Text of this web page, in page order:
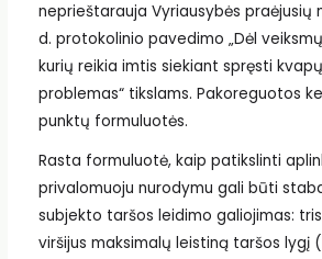
neprieštarauja Vyriausybės praėjusių
d. protokolinio pavedimo „Dėl
kurių reikia imtis siekiant spręsti
problemas“ tikslams. Pakoreguotos
punktų formuluotės.
Rasta formuluotė, kaip patikslinti
privalomuoju nurodymu gali būti
subjekto taršos leidimo galiojimas:
viršijus maksimalų leistiną taršos lygį